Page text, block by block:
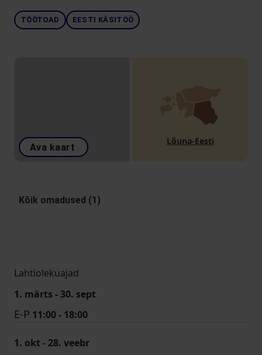
TÖÖTOAD EESTI KÄSITÖÖ
Ava kaart
Lõuna-Eesti
Kõik omadused (1)
Lahtiolekuajad
1. märts - 30. sept
E-P 11:00 - 18:00
1. okt - 28. veebr